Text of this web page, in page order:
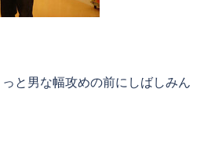
と男な幅攻めの前にしばしみん